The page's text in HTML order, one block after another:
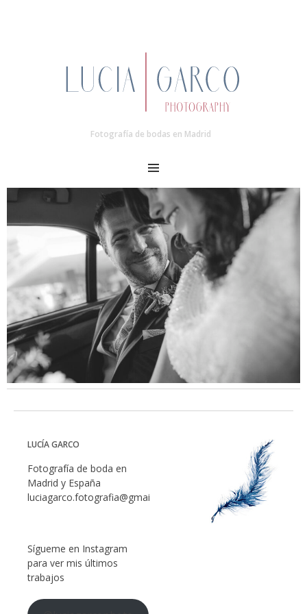
Fotografía de bodas en Madrid
MENU
LUCÍA GARCO
Fotografía de boda en
Madrid y España
luciagarco.fotografia@gmail.com
Sígueme en Instagram
para ver mis últimos
trabajos